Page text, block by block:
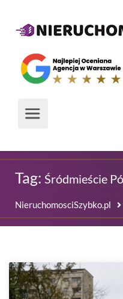
Tag: Śródmieście
NieruchomosciSzybko.pl